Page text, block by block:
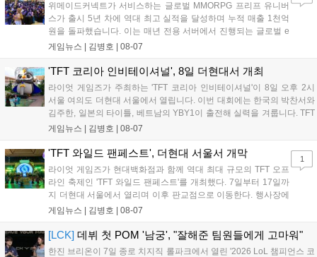
위메이드커넥트가 서비스하는 글로벌 MMORPG 프리프 유니버
스가 출시 5년 차에 역대 최고 실적을 달성하며 누적 매출 1천억
원을 돌파했습니다. 이는 매년 전용 서버에서 진행되는 글로벌 e
스포츠 대회 FWC의 영향이 큽니다. FWC는 이용자가 동일한 조
은 전년 대비 매출과 이용자 지표가 대폭 상승하는 성과를 냈습니
다. 오는 10월 필리핀 마닐라에서 총상금 11만 달러 규모의 제4회
FWC 그랜드 파이널이 개최될 예정이며, 위메이드커넥트는 이를
통해 커뮤니티 중심의 장기 성장 모델을 지속할 방침입니다....
게임뉴스 | 김병호 08-07
'TFT 코리아 인비테이셔널', 8일 더현대서 개최
라이엇 게임즈가 주최하는 'TFT 코리아 인비테이셔널'이 8일 오후 2시
서울 여의도 더현대 서울에서 열립니다. 이번 대회에는 한국의 박찬서와
김주한, 일본의 타이틀, 베트남의 YBY1이 출전해 실력을 겨룹니다. TFT
는 소속팀 없이 개인 자격으로 참가하는 독특한 대회 구조를 가지며, 누
17일까지 이어지는 이번 행사는 신규 세트 체험과 공연 등 다양한 즐길
거리를 제공하며, 이후 현대백화점 판교점에서도 행사가 이어질 예정입
니다. 연말에는 라스베이거스 오픈이 개최됩니다....
게임뉴스 | 김병호 08-07
'TFT 와일드 팬페스트', 더현대 서울서 개막
라이엇 게임즈가 현대백화점과 함께 역대 최대 규모의 TFT 오프
라인 축제인 'TFT 와일드 팬페스트'를 개최했다. 7일부터 17일까
지 더현대 서울에서 열리며 이후 판교점으로 이동한다. 행사장에
는 체험, 스페셜, 무대 존이 마련됐으며 8일 오후 2시 인비테이셔
연 등 다채로운 일정이 준비되어 있다. 사전 예약은 조기 마감될
만큼 큰 인기를 끌고 있다....
게임뉴스 | 김병호 08-07
1
[LCK] 데뷔 첫 POM '남궁', "잘해준 팀원들에게 고마워"
한진 브리온이 7일 종로 치지직 롤파크에서 열린 '2026 LoL 챔피언스 코